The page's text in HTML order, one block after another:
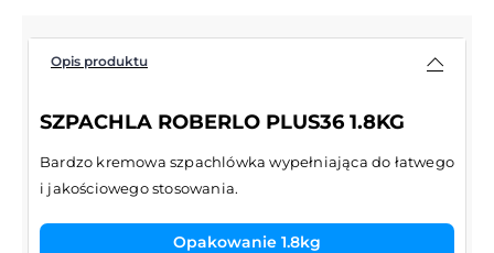
Opis produktu
SZPACHLA ROBERLO PLUS36 1.8KG
Bardzo kremowa szpachlówka wypełniająca do łatwego
i jakościowego stosowania.
Opakowanie 1.8kg